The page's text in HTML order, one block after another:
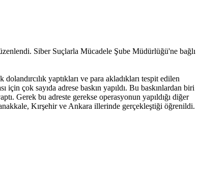
Siber Suçlarla Mücadele Şube Müdürlüğü'ne bağlı
yaptıkları ve para akladıkları tespit edilen
çok sayıda adrese baskın yapıldı. Bu baskınlardan biri
Gerek bu adreste gerekse operasyonun yapıldığı diğer
Kırşehir ve Ankara illerinde gerçekleştiği öğrenildi.